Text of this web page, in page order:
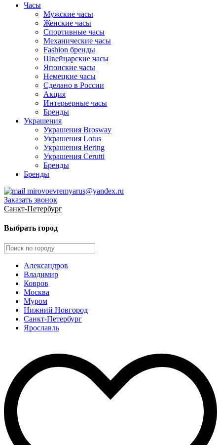
Часы
Мужские часы
Женские часы
Спортивные часы
Механические часы
Fashion бренды
Швейцарские часы
Японские часы
Немецкие часы
Сделано в России
Акция
Интерьерные часы
Бренды
Украшения
Украшения Brosway
Украшения Lotus
Украшения Bering
Украшения Cerutti
Бренды
Бренды
mirovoevremyarus@yandex.ru
Заказать звонок
Санкт-Петербург
Выбрать город
Александров
Владимир
Ковров
Москва
Муром
Нижний Новгород
Санкт-Петербург
Ярославль